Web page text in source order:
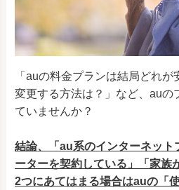
「auの料金プランは結局どれ
変更する方法は？」など、auの
ていませんか？
結論、「au系のインターネッ
ーターを契約している」「家族
2つにあてはまる場合はauの「